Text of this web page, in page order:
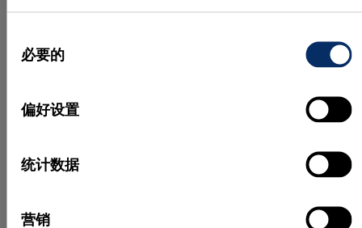
必要的
偏好设置
统计数据
营销
功能